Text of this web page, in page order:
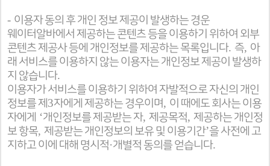
- 이용자 동의 후 개인 정보 제공이 발생하는 경운
웨이터알바에서 제공하는 콘텐츠 등을 이용하기 위하여 외부
콘텐츠 제공사 등에 개인정보를 제공하는 목록입니다. 즉, 아
래 서비스를 이용하지 않는 이용자는 개인정보 제공이 발생하
지 않습니다.
이용자가 서비스를 이용하기 위하여 자발적으로 자신의 개인
정보를 제 3자에게 제공하는 경우이며, 이 때에도 회사는 이용
자에게 ‘개인정보를 제공받는 자, 제공목적, 제공하는 개인정
보 항목, 제공받는 개인정보의 보유 및 이용기간’을 사전에 고
지하고 이에 대해 명시적·개별적 동의를 얻습니다.